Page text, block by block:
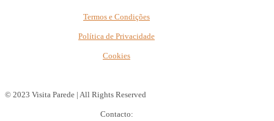
Termos e Condições
Política de Privacidade
Cookies
© 2023 Visita Parede | All Rights Reserved
Contacto: